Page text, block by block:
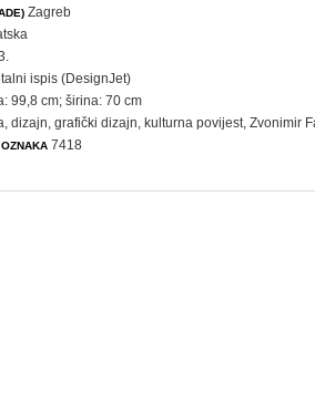
Zagreb
ispis (DesignJet)
99,8 cm; širina: 70 cm
,dizajn ,grafički dizajn ,kulturna povijest , Zvonimir
7418